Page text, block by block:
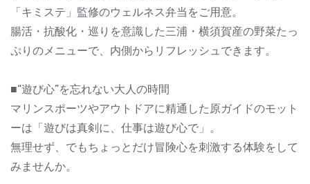
「キミステ」監修のウェルネス弁当をご用意。
腸活・抗酸化・巡りを意識した三浦・横須賀産の野菜たっ
ぷりのメニューで、内側からリフレッシュできます。
■“遊び心”を忘れない大人の時間
マリンスポーツやアウトドアに精通した原ガイドのモット
ーは「遊びは真剣に、仕事は遊び心で」。
無理せず、でもちょっとだけ冒険心を刺激する体験をして
みませんか。